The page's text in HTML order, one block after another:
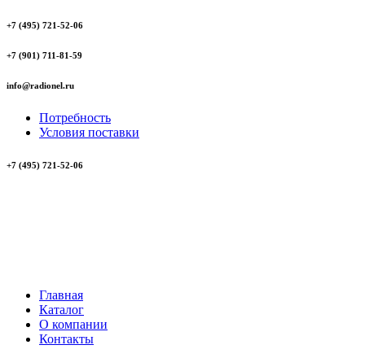
+7 (495) 721-52-06
+7 (901) 711-81-59
info@radionel.ru
Потребность
Условия поставки
+7 (495) 721-52-06
Главная
Каталог
О компании
Контакты